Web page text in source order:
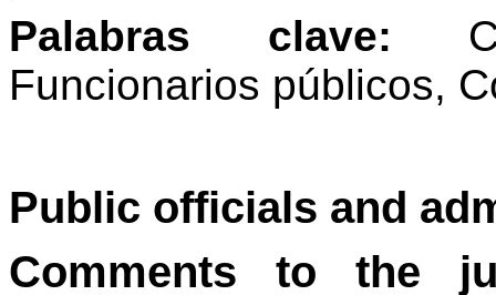
Palabras clave:
Funcionarios públicos,
Public officials and
Comments to the